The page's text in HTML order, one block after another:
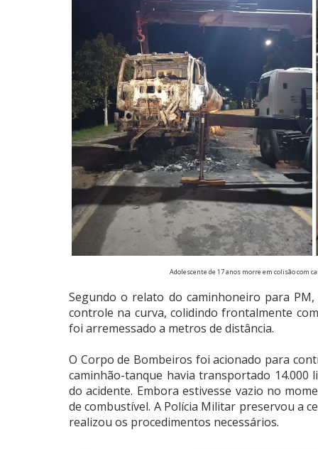
Adolescente de 17 anos morre em colisão com
Segundo o relato do caminhoneiro para
controle na curva, colidindo frontalmente
foi arremessado a metros de distância.
O Corpo de Bombeiros foi acionado para
caminhão-tanque havia transportado
do acidente. Embora estivesse vazio no
de combustível. A Polícia Militar preservou a
realizou os procedimentos necessários.